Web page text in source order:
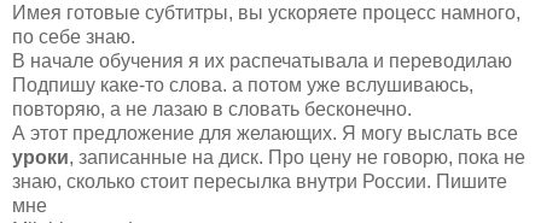
Имея готовые субтитры, вы ускоряете процесс намного,
по себе знаю.
В начале обучения я их распечатывала и переводилаю
Подпишу каке-то слова. а потом уже вслушиваюсь,
повторяю, а не лазаю в словать бесконечно.
А этот предложение для желающих. Я могу выслать все
уроки, записанные на диск. Про цену не говорю, пока не
знаю, сколько стоит пересылка внутри России. Пишите
мне